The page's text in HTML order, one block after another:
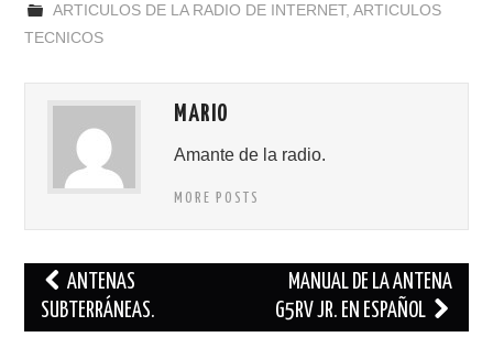
ARTICULOS DE LA RADIO DE INTERNET, ARTICULOS
TECNICOS
MARIO
Amante de la radio.
MORE POSTS
Navegación
de
ANTENAS
SUBTERRÁNEAS.
MANUAL DE LA ANTENA
G5RV JR. EN ESPAÑOL